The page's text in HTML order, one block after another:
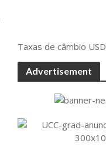
Taxas de câmbio USD
Advertisement